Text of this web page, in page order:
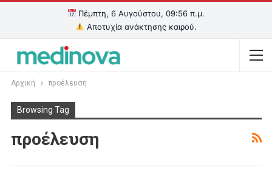
Πέμπτη, 6 Αυγούστου, 09:56 π.μ.
Αποτυχία ανάκτησης καιρού.
Αρχική προέλευση
Browsing Tag
προέλευση